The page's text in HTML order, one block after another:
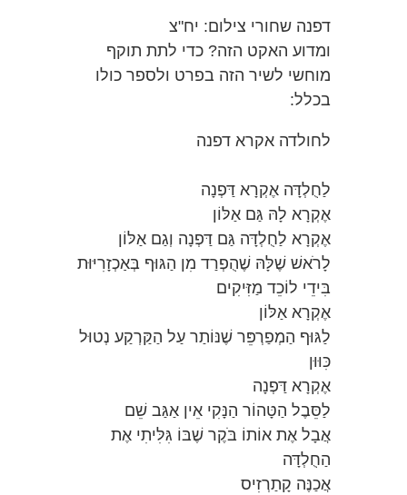
דפנה שחורי צילום: יח"צ
ומדוע האקט הזה? כדי לתת תוקף
מוחשי לשיר הזה בפרט ולספר כולו
בכלל:
לחולדה אקרא דפנה
לַחֻלְדָּה אֶקְרָא דַּפְנָה
אֶקְרָא לָהּ גַּם אַלּוֹן
אֶקְרָא לַחֻלְדָּה גַּם דַּפְנָה וְגַם אַלּוֹן
לָרֹאשׁ שֶׁלָּהּ שֶׁהֻפְרַד מִן הַגּוּף בְּאַכְזָרִיּוּת
בִּידֵי לוֹכֵד מַזִּיקִים
אֶקְרָא אַלּוֹן
לַגּוּף הַמְפַרְפֵּר שֶׁנּוֹתַר עַל הַקַּרְקַע נְטוּל
כִּוּוּן
אֶקְרָא דַּפְנָה
לַסֵּבֶל הַטָּהוֹר הַנָּקִי אֵין אַגַּב שֵׁם
אֲבָל אֶת אוֹתוֹ בֹּקֶר שֶׁבּוֹ גִּלִּיתִי אֶת
הַחֻלְדָּה
אֲכַנֶּה קָתַרְזִיס